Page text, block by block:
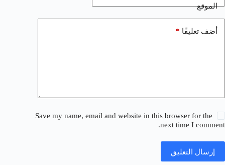
الموقع
أضف تعليقًا *
Save my name, email and website in this browser for the
next time I comment.
إرسال التعليق